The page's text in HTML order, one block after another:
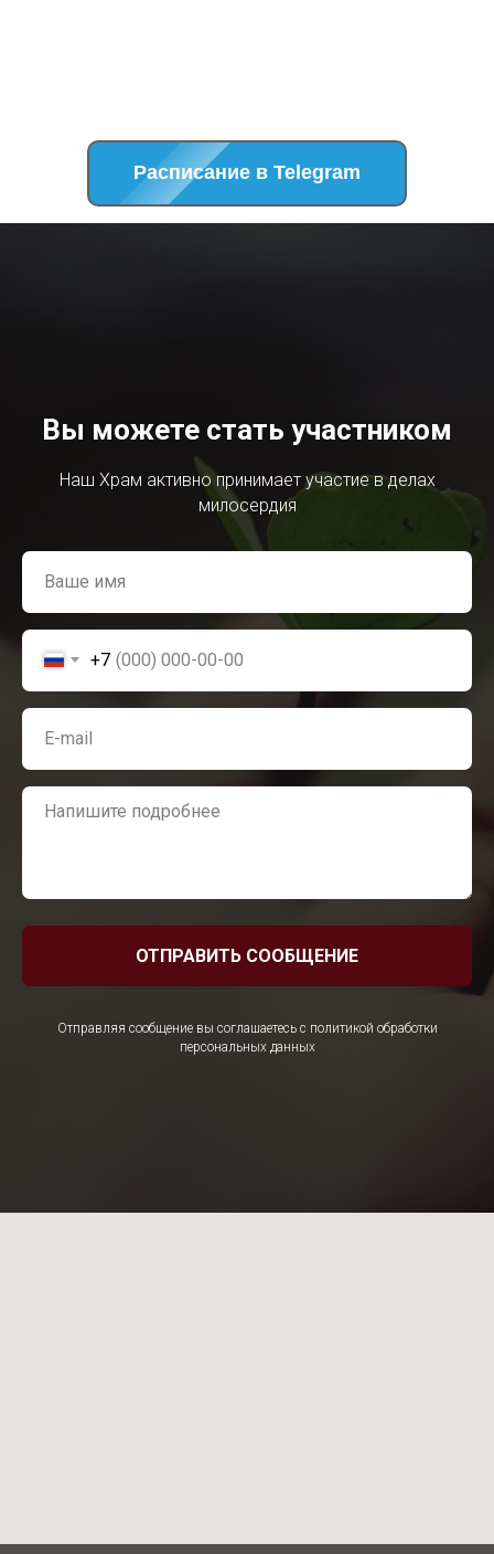
Расписание в Telegram
Вы можете стать участником
Наш Храм активно принимает участие в делах
милосердия
+7
ОТПРАВИТЬ СООБЩЕНИЕ
Отправляя сообщение вы соглашаетесь с политикой обработки
персональных данных